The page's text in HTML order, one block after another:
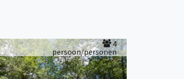
4
persoon/personen